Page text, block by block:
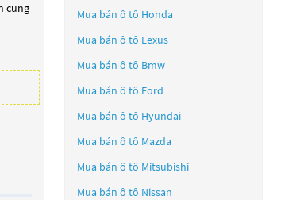
cung
Mua bán ô tô Honda
Mua bán ô tô Lexus
Mua bán ô tô Bmw
Mua bán ô tô Ford
Mua bán ô tô Hyundai
Mua bán ô tô Mazda
Mua bán ô tô Mitsubishi
Mua bán ô tô Nissan